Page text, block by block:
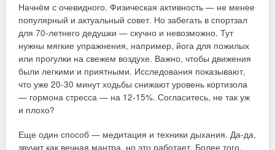
Начнём с очевидного. Физическая активность — не менее
популярный и актуальный совет. Но забегать в спортзал
для 70-летнего дедушки — скучно и невозможно. Тут
нужны мягкие упражнения, например, йога для пожилых
или прогулки на свежем воздухе. Важно, чтобы движения
были легкими и приятными. Исследования показывают,
что уже 20-30 минут ходьбы снижают уровень кортизола
— гормона стресса — на 12-15%. Согласитесь, не так уж
и плохо?
Еще один способ — медитация и техники дыхания. Да-да,
звучит как вечная мантра, но это работает. Более того,